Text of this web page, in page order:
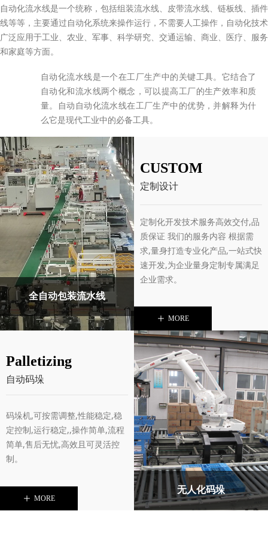
自动化流水线是一个统称，包括组装流水线、皮带流水线、链板线、插件
线等等，主要通过自动化系统来操作运行，不需要人工操作，自动化技术
广泛应用于工业、农业、军事、科学研究、交通运输、商业、医疗、服务
和家庭等方面。
ꄸ MORE
CUSTOM
定制设计
定制化开发技术服务高效交付,品
质保证 我们的服务内容 根据需
求,量身打造专业化产品,一站式快
速开发,为企业量身定制专属满足
企业需求。
Palletizing
自动码垛
ꄸ MORE
码垛机,可按需调整,性能稳定,稳
定控制,运行稳定,,操作简单,流程
简单,售后无忧,高效且可灵活控
制。
无人化码垛
全自动包装流水线
自动化流水线是一个在工厂生产中的关键工具。它结合了
自动化和流水线两个概念，可以提高工厂的生产效率和质
量。自动自动化流水线在工厂生产中的优势，并解释为什
么它是现代工业中的必备工具。